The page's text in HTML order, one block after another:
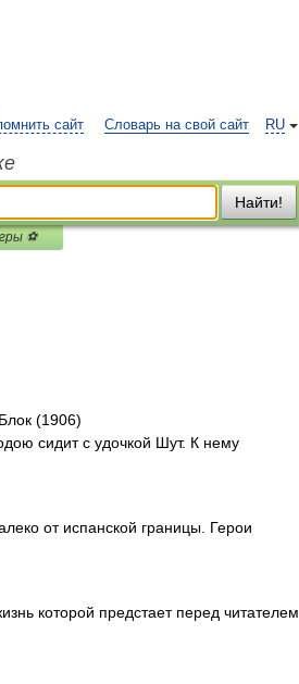
RU
сайт Словарь на свой сайт
Найти!
⚽
(1906)
сидит с удочкой Шут. К нему
от испанской границы. Герои
которой предстает перед читателем